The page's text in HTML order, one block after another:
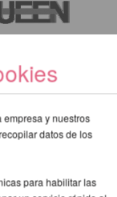
empresa y nuestros
datos de los
para habilitar las